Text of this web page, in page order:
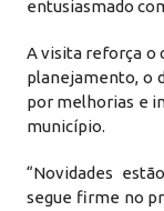
entusiasmado
A visita reforça o
planejamento, o
por melhorias e
município.
“Novidades
segue firme no